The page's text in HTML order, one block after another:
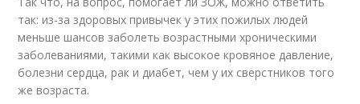
так: из-за здоровых привычек у этих пожилых людей
меньше шансов заболеть возрастными хроническими
заболеваниями, такими как высокое кровяное давление,
болезни сердца, рак и диабет, чем у их сверстников того
же возраста.